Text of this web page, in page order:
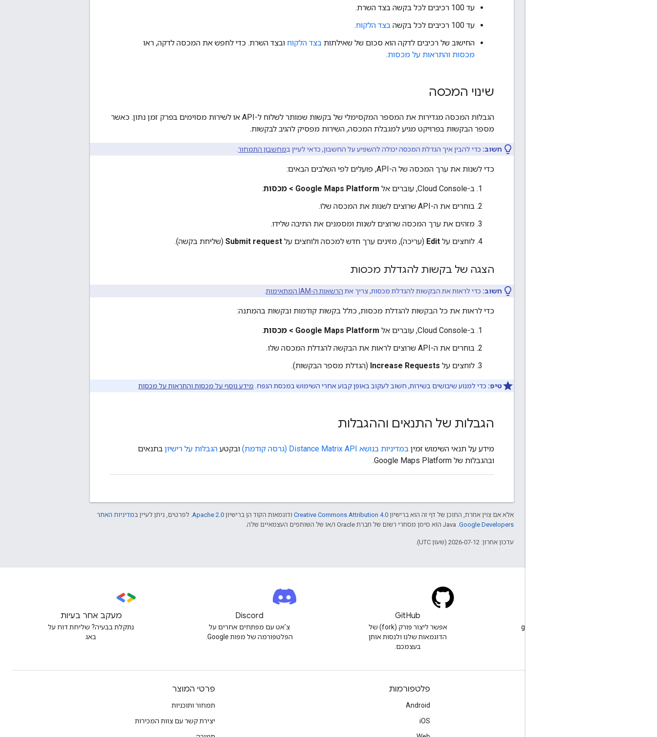
עד 100 רכיבים לכל בקשה בצד השרת.
עד 100 רכיבים לכל בקשה
בצד הלקוח.
החישוב של רכיבים לדקה הוא סכום של שאילתות בצד הלקוח ובצד השרת. כדי לחפש את המכסה לדקה, ראו
מכסות והתראות על מכסות.
שינוי המכסה
הגבלות המכסה מגדירות את המספר המקסימלי של בקשות שמותר לשלוח ל-API או לשירות מסוימים בפרק זמן נתון. כאשר
מספר הבקשות בפרויקט מגיע למגבלת המכסה, השירות מפסיק להגיב לבקשות.
חשוב: כדי להבין איך הגדלת המכסה יכולה להשפיע על החשבון, כדאי לעיין במחשבון התמחור
כדי לשנות את ערך המכסה של ה-API, פועלים לפי השלבים הבאים:
ב-Cloud Console, עוברים אל Google Maps Platform > מכסות
.
בוחרים את ה-API שרוצים לשנות את המכסה שלו.
מזהים את ערך המכסה שרוצים לשנות ומסמנים את התיבה שלידו.
לוחצים על Edit (עריכה), מזינים ערך חדש למכסה ולוחצים על Submit request (שליחת בקשה).
הצגה של בקשות להגדלת מכסות
חשוב: כדי לראות את הבקשות להגדלת מכסות, צריך את הרשאות ה-IAM המתאימות
כדי לראות את כל הבקשות להגדלת מכסות, כולל בקשות קודמות ובקשות בהמתנה:
ב-Cloud Console, עוברים אל Google Maps Platform > מכסות
.
בוחרים את ה-API שרוצים לראות את הבקשה להגדלת המכסה שלו.
לוחצים על Increase Requests (הגדלת מספר הבקשות).
טיפ: כדי למנוע שיבושים בשירות, חשוב לעקוב באופן קבוע אחרי השימוש במכסת הנפח. מידע נוסף על מכסות והתראות על מכסות
הגבלות של התנאים וההגבלות
מידע על תנאי השימוש זמין במדיניות בנושא Distance Matrix API (גרסה קודמת) ובקטע הגבלות על רישיון בתנאים
ובהגבלות של Google Maps Platform.
אלא אם צוין אחרת, התוכן של דף זה הוא ברישיון Creative Commons Attribution 4.0 ודוגמאות הקוד הן ברישיון Apache 2.0 . לפרטים, ניתן לעיין במדיניות האתר
Google Developers‏
עדכון אחרון: 2026-07-12 (שעון UTC).
שולחים שאלה עם התג google-
GitHub
אפשר ליצור פורק (fork) של
הדוגמאות שלנו ולנסות אותן
בעצמכם.
Discord
צ'אט עם מפתחים אחרים על
הפלטפורמה של מפות Google.
מעקב אחר בעיות
נתקלת בבעיה? שליחת דוח על
באג
פלטפורמות
Android
iOS
פרטי המוצר
תמחור ותוכניות
יצירת קשר עם צוות המכירות